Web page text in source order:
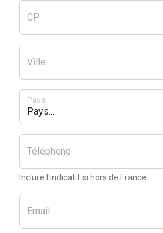
CP
Ville
Pays
Téléphone
Inclure l'indicatif si hors de France.
Email